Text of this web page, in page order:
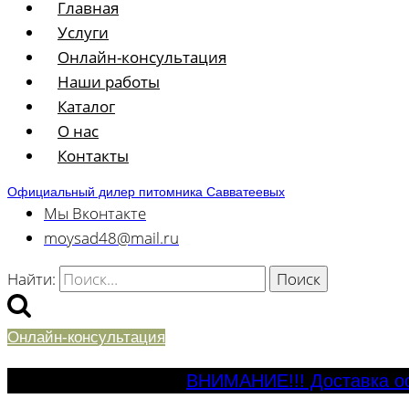
Главная
Услуги
Онлайн-консультация
Наши работы
Каталог
О нас
Контакты
Официальный дилер питомника Савватеевых
Мы Вконтакте
moysad48@mail.ru
Найти:
Онлайн-консультация
ВНИМАНИЕ!!! Доставка